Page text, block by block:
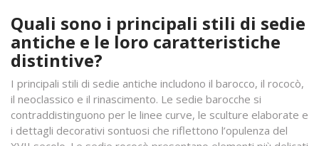
Quali sono i principali stili di sedie
antiche e le loro caratteristiche
distintive?
I principali stili di sedie antiche includono il barocco, il rococò,
il neoclassico e il rinascimento. Le sedie barocche si
contraddistinguono per le linee curve, le sculture elaborate e
i dettagli decorativi sontuosi che riflettono l’opulenza del